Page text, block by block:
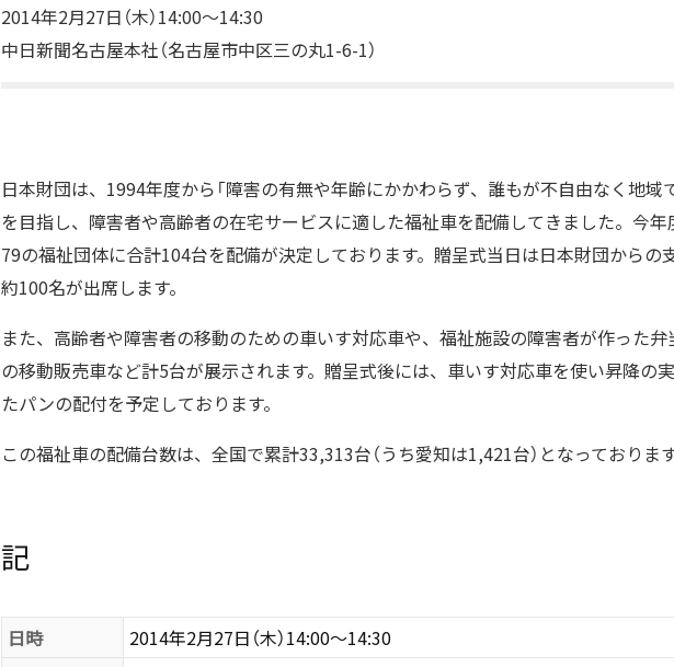
2014年2月27日（木）14:00〜14:30
中日新聞名古屋本社（名古屋市中区三の丸1-6-1）
日本財団は、1994年度から「障害の有無や年齢にかかわらず、誰もが不自由なく地域
を目指し、障害者や高齢者の在宅サービスに適した福祉車を配備してきました。今
79の福祉団体に合計104台を配備が決定しております。贈呈式当日は日本財団からの
約100名が出席します。
また、高齢者や障害者の移動のための車いす対応車や、福祉施設の障害者が作った
の移動販売車など計5台が展示されます。贈呈式後には、車いす対応車を使い昇降の
たパンの配付を予定しております。
この福祉車の配備台数は、全国で累計33,313台（うち愛知は1,421台）となっております
記
日時
2014年2月27日（木）14:00〜14:30